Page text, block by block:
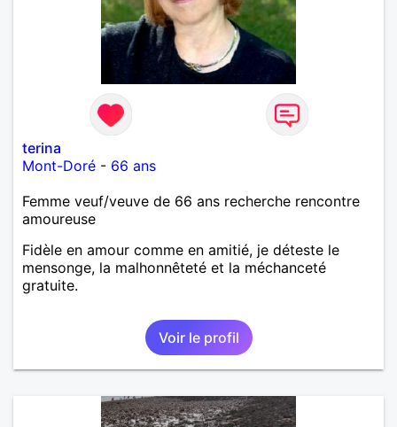
terina
Mont-Doré - 66 ans
Femme veuf/veuve de 66 ans recherche rencontre
amoureuse
Fidèle en amour comme en amitié, je déteste le
mensonge, la malhonnêteté et la méchanceté
gratuite.
Voir le profil